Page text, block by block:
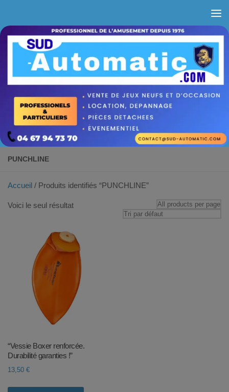
PUNCHLINE
Accueil / Produits identifiés “PUNCHLINE”
Voici le seul résultat
“Vessie Boxer renforcée.
Durabilité garanties !”
13,50 €